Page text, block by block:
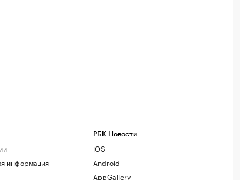
информация
РБК Новости
iOS
Android
AppGallery